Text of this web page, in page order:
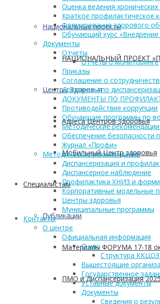
Национальные проекты
НАЦИОНАЛЬНЫЙ ПРОЕКТ
Центры Здоровья
Адреса Центров Здоровья
Мобильный Центр здоровья
Cпециалистам
Публикации
Материалы ФОРУМА 17-18
ПМО и Диспансеризация
Оценка ведения
Краткое профилактическое
Формирование здорового
Обучающий курс
Документы
Отчеты
Отчеты о мониторинге
Приказы
Соглашение о
Документы по
ДОКУМЕНТЫ ПО
Противодействие коррупции
Обучающие программы по
Методические
Обеспечение безопасности
Журнал «Профи»
Методические рекомендации
Диспансеризация и
Диспансерное наблюдение
Профилактика ХНИЗ и
Корпоративные модельные
Центры здоровья
Муниципальные программы
Контакты
О центре
Официальная информация
О нас
Структура
Вышестоящие
Государственное
Уставные документы
Документы
Сведения о